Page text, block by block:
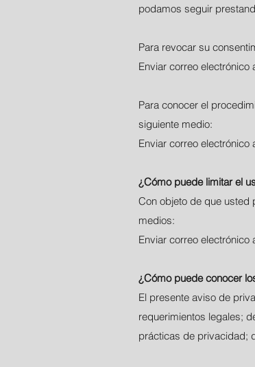
podamos seguir
Para revocar su
Enviar correo electrónico
Para conocer el
siguiente medio:
Enviar correo electrónico
¿Cómo puede limitar el
Con objeto de que usted
medios:
Enviar correo electrónico
¿Cómo puede conocer
El presente aviso de
requerimientos legales;
prácticas de privacidad;